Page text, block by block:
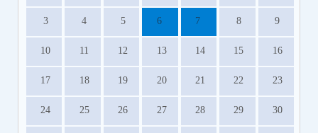
3 4 5 6 7 8 9
10 11 12 13 14 15 16
17 18 19 20 21 22 23
24 25 26 27 28 29 30